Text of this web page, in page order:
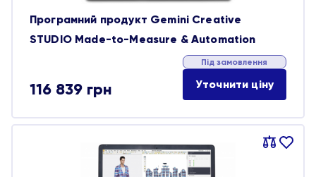
Програмний продукт Gemini Creative
STUDIO Made-to-Measure & Automation
116 839 грн
Під замовлення
Уточнити ціну
Порівняти
В